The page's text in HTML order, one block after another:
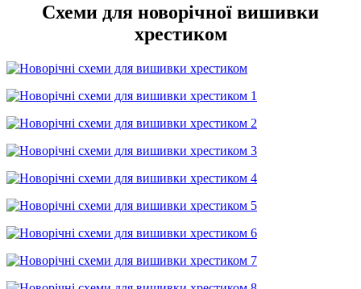
Схеми для новорічної вишивки
хрестиком